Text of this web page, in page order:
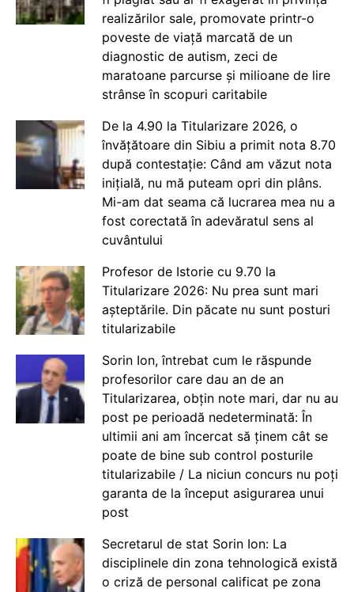
realizărilor sale, promovate printr-o
poveste de viață marcată de un
diagnostic de autism, zeci de
maratoane parcurse și milioane de lire
strânse în scopuri caritabile
De la 4.90 la Titularizare 2026, o
învățătoare din Sibiu a primit nota 8.70
după contestație: Când am văzut nota
inițială, nu mă puteam opri din plâns.
Mi-am dat seama că lucrarea mea nu a
fost corectată în adevăratul sens al
cuvântului
Profesor de Istorie cu 9.70 la
Titularizare 2026: Nu prea sunt mari
așteptările. Din păcate nu sunt posturi
titularizabile
Sorin Ion, întrebat cum le răspunde
profesorilor care dau an de an
Titularizarea, obțin note mari, dar nu au
post pe perioadă nedeterminată: În
ultimii ani am încercat să ținem cât se
poate de bine sub control posturile
titularizabile / La niciun concurs nu poți
garanta de la început asigurarea unui
post
Secretarul de stat Sorin Ion: La
disciplinele din zona tehnologică există
o criză de personal calificat pe zona